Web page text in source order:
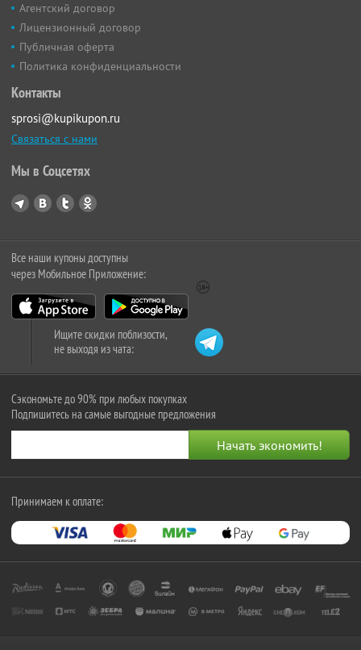
Агентский договор
Лицензионный договор
Публичная оферта
Политика конфиденциальности
Контакты
sprosi@kupikupon.ru
Связаться с нами
Мы в Соцсетях
Все наши купоны доступны
через Мобильное Приложение:
Ищите скидки поблизости,
не выходя из чата:
Сэкономьте до 90% при любых покупках
Подпишитесь на самые выгодные предложения
Принимаем к оплате: